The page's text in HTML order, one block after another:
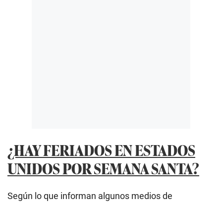
¿HAY FERIADOS EN ESTADOS
UNIDOS POR SEMANA SANTA?
Según lo que informan algunos medios de